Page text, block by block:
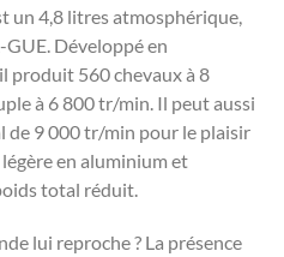
un 4,8 litres atmosphérique,
Développé en
produit 560 chevaux à 8
à 6 800 tr/min. Il peut aussi
de 9 000 tr/min pour le plaisir
en aluminium et
total réduit.
lui reproche ? La présence